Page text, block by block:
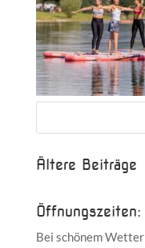
Ältere Beiträge
Öffnungszeiten:
Bei schönem Wetter